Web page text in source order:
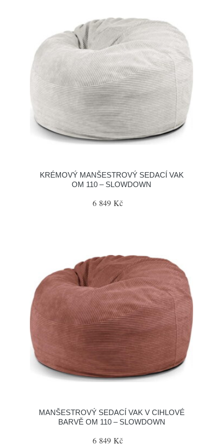
KRÉMOVÝ MANŠESTROVÝ SEDACÍ VAK
OM 110 – SLOWDOWN
6 849 Kč
MANŠESTROVÝ SEDACÍ VAK V CIHLOVÉ
BARVĚ OM 110 – SLOWDOWN
6 849 Kč